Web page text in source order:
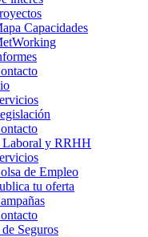
Capacidades
Laboral y RRHH
de Empleo
tu oferta
Seguros